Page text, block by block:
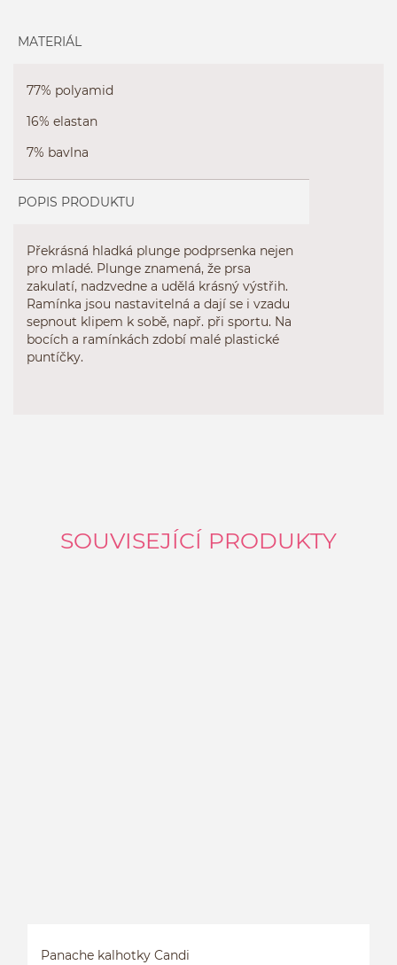
MATERIÁL
77% polyamid
16% elastan
7% bavlna
POPIS PRODUKTU
Překrásná hladká plunge podprsenka nejen
pro mladé. Plunge znamená, že prsa
zakulatí, nadzvedne a udělá krásný výstřih.
Ramínka jsou nastavitelná a dají se i vzadu
sepnout klipem k sobě, např. při sportu. Na
bocích a ramínkách zdobí malé plastické
puntíčky.
SOUVISEJÍCÍ PRODUKTY
Panache kalhotky Candi